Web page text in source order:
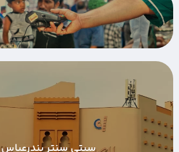
سیتی سنتر بندرعباس